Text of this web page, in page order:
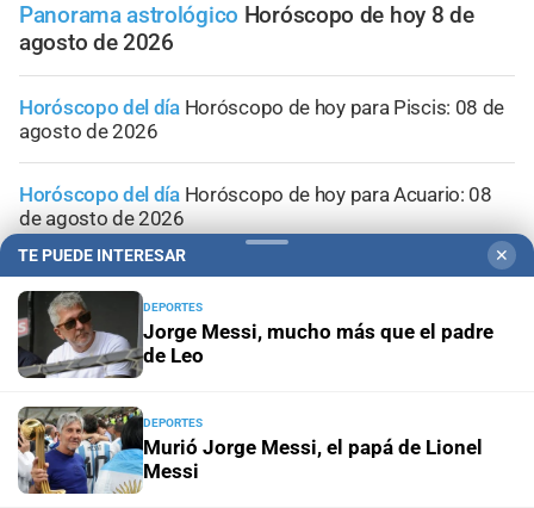
Panorama astrológico Horóscopo de hoy 8 de
agosto de 2026
Horóscopo del día Horóscopo de hoy para Piscis: 08 de
agosto de 2026
Horóscopo del día Horóscopo de hoy para Acuario: 08
de agosto de 2026
Horóscopo del díaHoróscopo de hoy para Capricornio:
08 de agosto de 2026
Horóscopo del díaHoróscopo de hoy para Sagitario: 08
TE PUEDE INTERESAR ✕
DEPORTES
Jorge Messi, mucho más que el padre
de Leo
DEPORTES
Murió Jorge Messi, el papá de Lionel
Messi